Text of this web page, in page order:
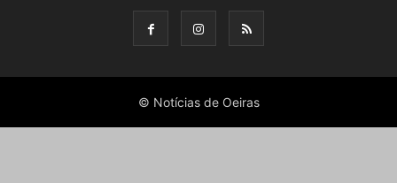
© Notícias de Oeiras